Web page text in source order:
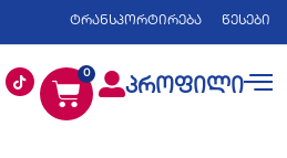
ტრანსპორტირება წესები
0
პროფილი